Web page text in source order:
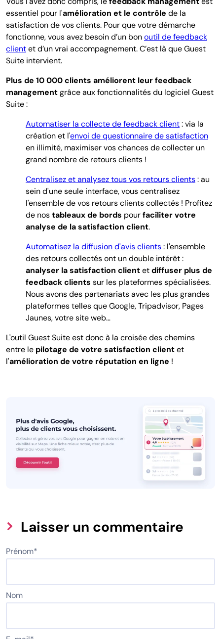
essentiel pour l'amélioration et le contrôle de la
satisfaction de vos clients. Pour que votre démarche
fonctionne, vous avez besoin d’un bonoutil de feedback
clientet d’un vrai accompagnement. C’est là que Guest
Suite intervient.
Plus de 10 000 clients améliorent leur feedback
managementgrâce aux fonctionnalités du logiciel Guest
Suite :
Automatiser la collecte de feedback client: via la
création et l'envoi de questionnaire de satisfaction
en illimité, maximiser vos chances de collecter un
grand nombre de retours clients !
Centralisez et analysez tous vos retours clients: au
sein d'une seule interface, vous centralisez
l'ensemble de vos retours clients collectés ! Profitez
de nostableaux de bords pourfaciliter votre
analyse de la satisfaction client.
Automatisez la diffusion d'avis clients: l'ensemble
des retours collectés ont un double intérêt :
analyser la satisfaction clientetdiffuser plus de
feedback clients sur les plateformes spécialisées.
Nous avons des partenariats avec les plus grandes
plateformes telles que Google, Tripadvisor, Pages
Jaunes, votre site web…
L'outil Guest Suite est donc à la croisée des chemins
entre le pilotage de votre satisfaction clientet
l'amélioration de votre réputation en ligne !
Laisser un commentaire
Prénom*
Nom